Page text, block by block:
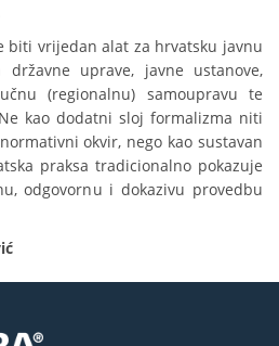
biti vrijedan alat za hrvatsku javnu
uprave, javne ustanove,
(regionalnu) samoupravu te
kao dodatni sloj formalizma niti
okvir, nego kao sustavan
praksa tradicionalno pokazuje
odgovornu i dokazivu provedbu